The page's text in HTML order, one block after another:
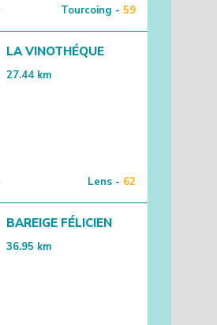
Tourcoing - 59
LA VINOTHÉQUE
27.44 km
Lens - 62
BAREIGE FÉLICIEN
36.95 km